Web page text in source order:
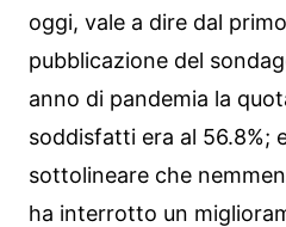
oggi, vale a dire dal
pubblicazione del
anno di pandemia la
soddisfatti era al 56.8%;
sottolineare che
ha interrotto un